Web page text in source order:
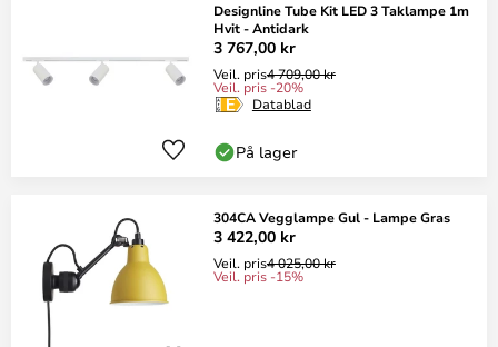
Designline Tube Kit LED 3 Taklampe 1m
Hvit - Antidark
3 767,00 kr
Veil. pris4 709,00 kr
Veil. pris -20%
Datablad
På lager
304CA Vegglampe Gul - Lampe Gras
3 422,00 kr
Veil. pris4 025,00 kr
Veil. pris -15%